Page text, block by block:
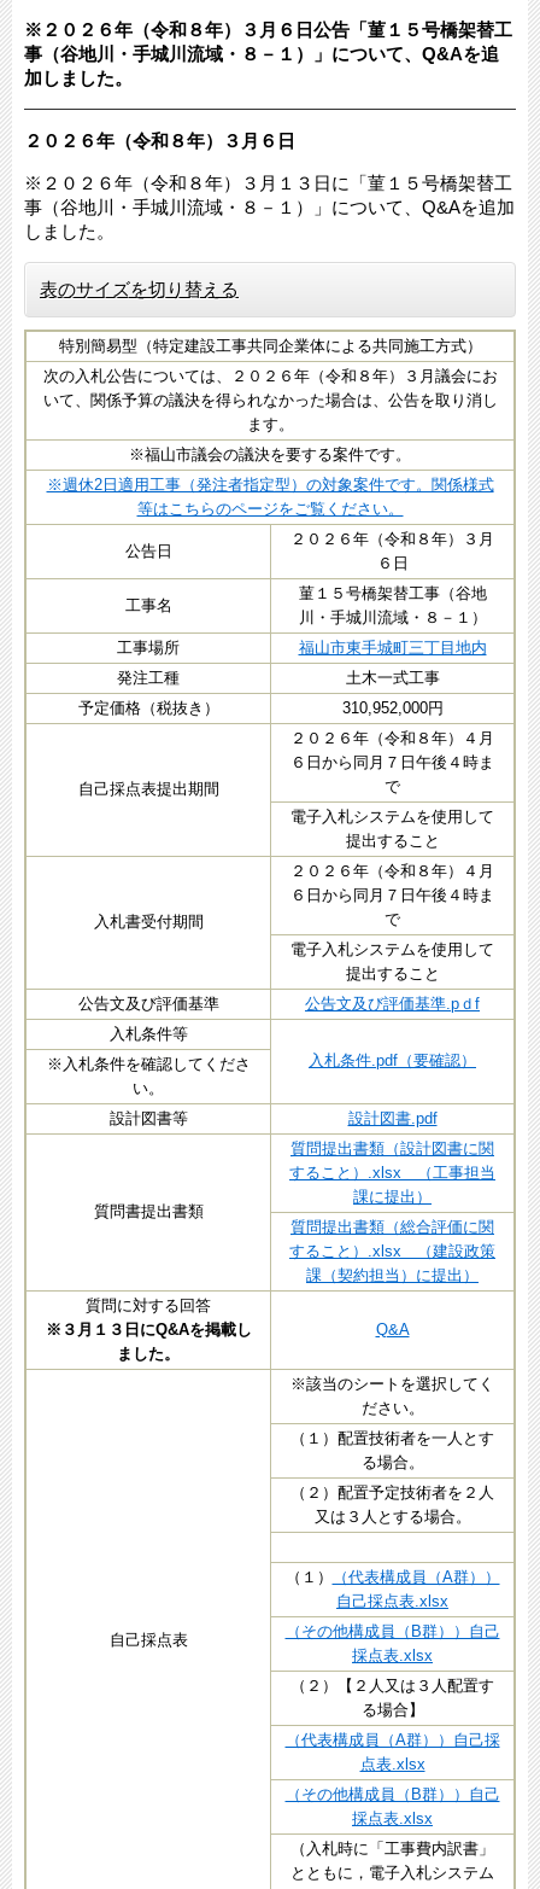
​※２０２６年（令和８年）３月６日公告「菫１５号橋架替工
事（谷地川・手城川流域・８－１）​​」について、Q&Aを追
加しました。
２０２６年（令和８年）３月６日​​​
※２０２６年（令和８年）３月１３日に「菫１５号橋架替工
事（谷地川・手城川流域・８－１）」について、Q&Aを追加
しました。​
表のサイズを切り替える
特別簡易型（特定建設工事共同企業体による共同施工方式）
次の入札公告については、２０２６年（令和８年）３月議会にお
いて、関係予算の議決を得られなかった場合は、公告を取り消し
ます。
※福山市議会の議決を要する案件です。​
※週休2日適用工事（発注者指定型）の対象案件です。関係様式
等はこちらのページをご覧ください。
公告日
２０２６年（令和８年）３月
６日
工事名
菫１５号橋架替工事（谷地
川・手城川流域・８－１）
工事場所
福山市東手城町三丁目地内
発注工種
土木一式工事
予定価格（税抜き）
310,952,000円
自己採点表提出期間
２０２６年（令和８年）４月
６日から同月７日午後４時ま
で
電子入札システムを使用して
提出すること
入札書受付期間
２０２６年（令和８年）４月
６日から同月７日​午後４時ま
で
電子入札システムを使用して
提出すること
公告文及び評価基準
公告文及び評価基準.pｄf
入札条件等
入札条件.pdf（要確認）
※入札条件を確認してくださ
い。
設計図書等
設計図書.pdf
質問書提出書類
質問提出書類（設計図書に関
すること）.xlsx （工事担当
課に提出）
質問提出書類（総合評価に関
すること）.xlsx （建設政策
課（契約担当）に提出）
質問に対する回答
※３月１３日にQ&Aを掲載し
ました。
Q&A
自己採点表
※該当のシートを選択してく
ださい。
（１）配置技術者を一人とす
る場合。
（２）配置予定技術者を２人
又は３人とする場合。
（１）
（代表構成員（A群））
自己採点表.xlsx
（その他構成員（B群））自己
採点表.xlsx
（２）【２人又は３人配置す
る場合】
（代表構成員（A群））自己採
点表.xlsx
（その他構成員（B群））自己
採点表.xlsx
（入札時に「工事費内訳書」
とともに，電子入札システム